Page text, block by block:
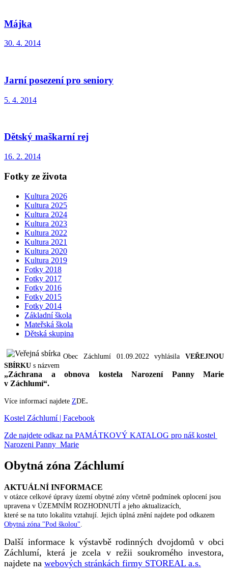
Májka
30. 4. 2014
Jarní posezení pro seniory
5. 4. 2014
Dětský maškarní rej
16. 2. 2014
Fotky ze života
Kultura 2026
Kultura 2025
Kultura 2024
Kultura 2023
Kultura 2022
Kultura 2021
Kultura 2020
Kultura 2019
Fotky 2018
Fotky 2017
Fotky 2016
Fotky 2015
Fotky 2014
Základní škola
Mateřská škola
Dětská skupina
Obec Záchlumí 01.09.2022 vyhlásila VEŘEJNOU
SBÍRKU s názvem
„Záchrana a obnova kostela Narození Panny Marie
v Záchlumí“.
Více informací najdete ZDE.
Kostel Záchlumí | Facebook
Zde najdete odkaz na PAMÁTKOVÝ KATALOG pro náš kostel
Narozeni Panny Marie
Obytná zóna Záchlumí
AKTUÁLNÍ INFORMACE
v otázce celkové úpravy území obytné zóny včetně podmínek oplocení jsou
upravena v ÚZEMNÍM ROZHODNUTÍ a jeho aktualizacích,
které se na tuto lokalitu vztahují. Jejich úplná znění najdete pod odkazem
Obytná zóna "Pod školou".
Další informace k výstavbě rodinných dvojdomů v obci
Záchlumí, která je zcela v režii soukromého investora,
najdete na webových stránkách firmy STOREAL a.s.